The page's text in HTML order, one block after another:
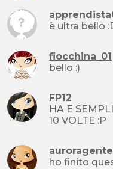
è ultra bello
fiocchina_01
bello :)
FP12
HA E
10 VOLTE :P
ho finito